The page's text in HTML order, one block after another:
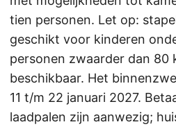
tien personen. Let op:
geschikt voor kinderen
personen zwaarder dan 80
beschikbaar. Het
11 t/m 22 januari 2027.
laadpalen zijn aanwezig;